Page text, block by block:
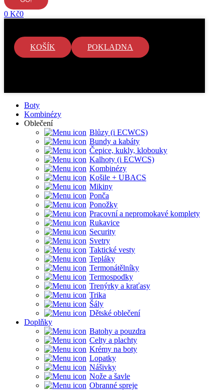
0 Kč0
KOŠÍK POKLADNA
Boty
Kombinézy
Oblečení
Blůzy (i ECWCS)
Bundy a kabáty
Čepice, kukly, klobouky
Kalhoty (i ECWCS)
Kombinézy
Košile + UBACS
Mikiny
Ponča
Ponožky
Pracovní a nepromokavé komplety
Rukavice
Security
Svetry
Taktické vesty
Tepláky
Termonátělníky
Termospodky
Trenýrky a kraťasy
Trika
Šály
Dětské oblečení
Doplňky
Batohy a pouzdra
Celty a plachty
Krémy na boty
Lopatky
Nášivky
Nože a šavle
Obranné spreje